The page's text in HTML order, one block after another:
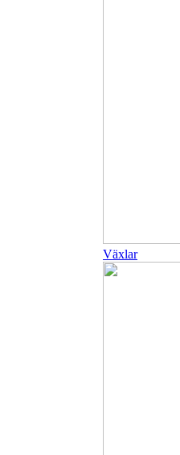
Växlar